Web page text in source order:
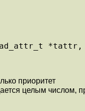
приоритет
целым